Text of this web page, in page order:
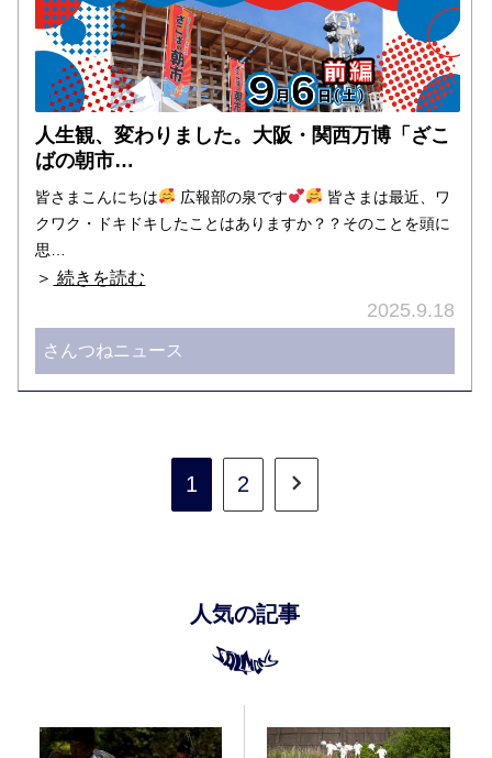
人生観、変わりました。大阪・関西万博「ざこ
ばの朝市…
皆さまこんにちは 広報部の泉です
皆さまは最近、ワ
クワク・ドキドキしたことはありますか？？そのことを頭に
思…
＞ 続きを読む
2025.9.18
さんつねニュース
1 2
人気の記事